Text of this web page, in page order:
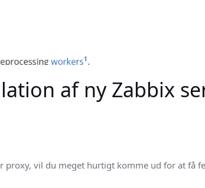
af ny Zabbix
proxy, vil du meget hurtigt komme ud for at få